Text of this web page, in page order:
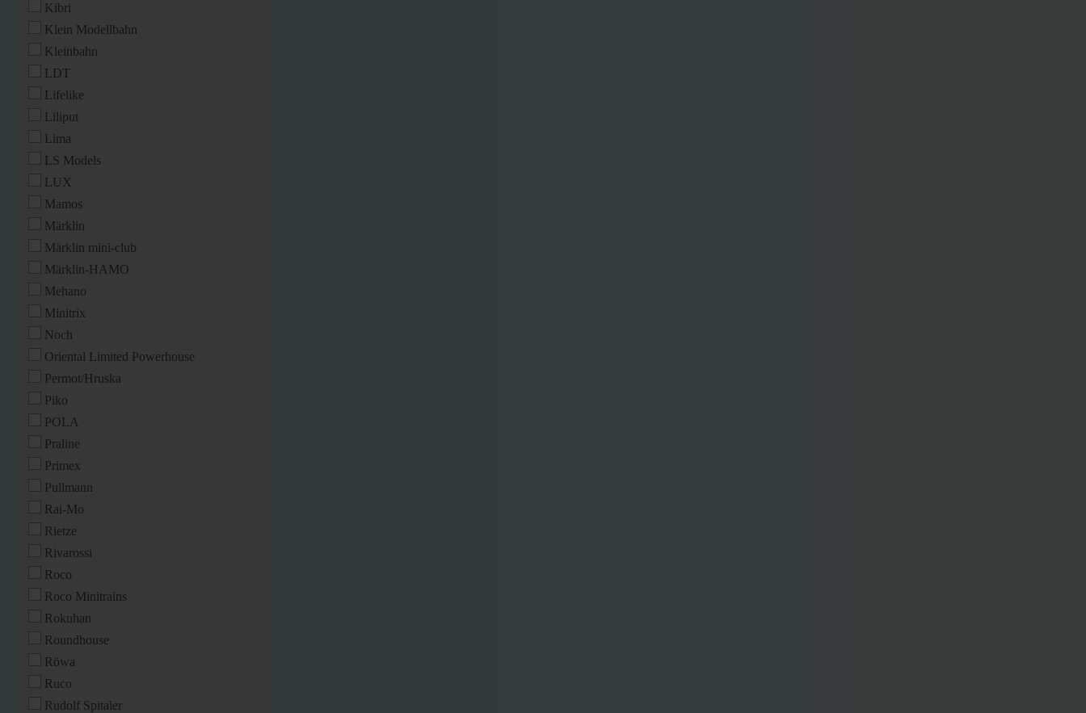
Kibri
Klein Modellbahn
Kleinbahn
LDT
Lifelike
Liliput
Lima
LS Models
LUX
Mamos
Märklin
Märklin mini-club
Märklin-HAMO
Mehano
Minitrix
Noch
Oriental Limited Powerhouse
Permot/Hruska
Piko
POLA
Praline
Primex
Pullmann
Rai-Mo
Rietze
Rivarossi
Roco
Roco Minitrains
Rokuhan
Roundhouse
Röwa
Ruco
Rudolf Spitaler